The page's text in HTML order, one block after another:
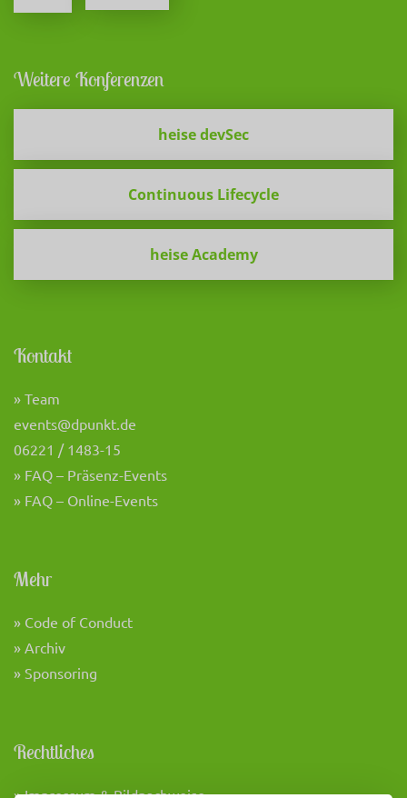
Weitere Konferenzen
heise devSec
Continuous Lifecycle
heise Academy
Kontakt
» Team
events@dpunkt.de
06221 / 1483-15
» FAQ – Präsenz-Events
» FAQ – Online-Events
Mehr
» Code of Conduct
» Archiv
» Sponsoring
Rechtliches